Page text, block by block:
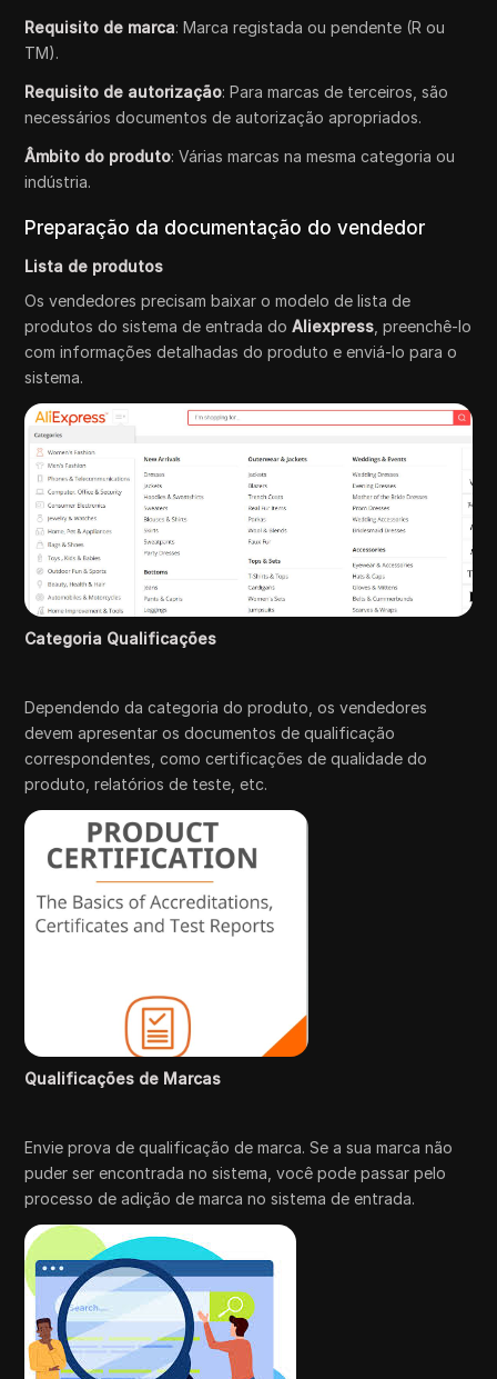
Requisito de marca: Marca registada ou pendente (R ou
TM).
Requisito de autorização: Para marcas de terceiros, são
necessários documentos de autorização apropriados.
Âmbito do produto: Várias marcas na mesma categoria ou
indústria.
Preparação da documentação do vendedor
Lista de produtos
Os vendedores precisam baixar o modelo de lista de
produtos do sistema de entrada doAliexpress , preenchê-lo
com informações detalhadas do produto e enviá-lo para o
sistema.
Categoria Qualificações
Dependendo da categoria do produto, os vendedores
devem apresentar os documentos de qualificação
correspondentes, como certificações de qualidade do
produto, relatórios de teste, etc.
Qualificações de Marcas
Envie prova de qualificação de marca. Se a sua marca não
puder ser encontrada no sistema, você pode passar pelo
processo de adição de marca no sistema de entrada.